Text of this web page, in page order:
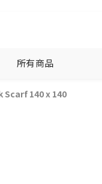
所有商品
Scarf 140 x 140